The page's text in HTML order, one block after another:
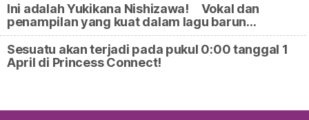
Ini adalah Yukikana Nishizawa! Vokal dan
penampilan yang kuat dalam lagu barun…
Sesuatu akan terjadi pada pukul 0:00 tanggal 1
April di Princess Connect!